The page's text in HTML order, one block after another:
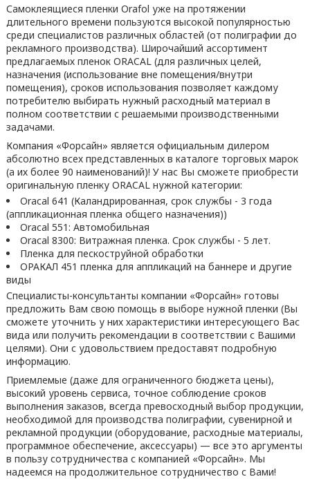
Самоклеящиеся пленки Orafol уже на протяжении
длительного времени пользуются высокой популярностью
среди специалистов различных областей (от полиграфии до
рекламного производства). Широчайший ассортимент
предлагаемых пленок ORACAL (для различных целей,
назначения (использование вне помещения/внутри
помещения), сроков использования позволяет каждому
потребителю выбирать нужный расходный материал в
полном соответствии с решаемыми производственными
задачами.
Компания «Форсайн» является официальным дилером
абсолютно всех представленных в каталоге торговых марок
(а их более 90 наименований)! У нас Вы сможете приобрести
оригинальную пленку ORACAL нужной категории:
Oracal 641 (Каландрированная, срок службы - 3 года
(аппликационная пленка общего назначения))
Oracal 551: Автомобильная
Oracal 8300: Витражная пленка. Срок службы - 5 лет.
Пленка для пескоструйной обработки
ОРАКАЛ 451 пленка для аппликаций на баннере и другие
виды
Специалисты-консультанты компании «Форсайн» готовы
предложить Вам свою помощь в выборе нужной пленки (Вы
сможете уточнить у них характеристики интересующего Вас
вида или получить рекомендации в соответствии с Вашими
целями). Они с удовольствием предоставят подробную
информацию.
Приемлемые (даже для ограниченного бюджета цены),
высокий уровень сервиса, точное соблюдение сроков
выполнения заказов, всегда превосходный выбор продукции,
необходимой для производства полиграфии, сувенирной и
рекламной продукции (оборудование, расходные материалы,
программное обеспечение, аксессуары) — все это аргументы
в пользу сотрудничества с компанией «Форсайн». Мы
надеемся на продолжительное сотрудничество с Вами!